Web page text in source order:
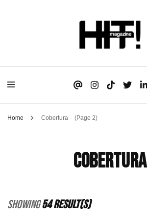
HIT!Magazine
Home Cobertura (Page 2)
Cobertura
Showing54 Result(s)